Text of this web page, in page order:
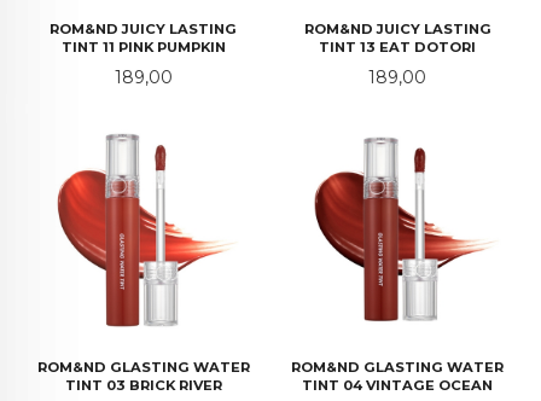
ROM&ND JUICY LASTING
TINT 11 PINK PUMPKIN
Pris
189,00
ROM&ND JUICY LASTING
TINT 13 EAT DOTORI
Pris
189,00
ROM&ND GLASTING WATER
TINT 03 BRICK RIVER
ROM&ND GLASTING WATER
TINT 04 VINTAGE OCEAN